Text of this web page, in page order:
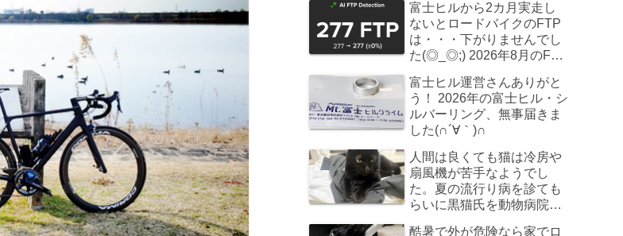
富士ヒルから2カ月実走し
ないとロードバイクのFTP
は・・・下がりませんでし
た(◎_◎;) 2026年8月のFTP
富士ヒル運営さんありがと
う！ 2026年の富士ヒル・シ
ルバーリング、無事届きま
した(∩´∀｀)∩
人間は良くても猫は冷房や
扇風機が苦手なようでし
た。夏の流行り病を診ても
らいに黒猫氏を動物病院へ
酷暑で外が危険なら家でロ